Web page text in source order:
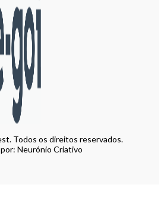
Todos os direitos reservados.
Neurónio Criativo